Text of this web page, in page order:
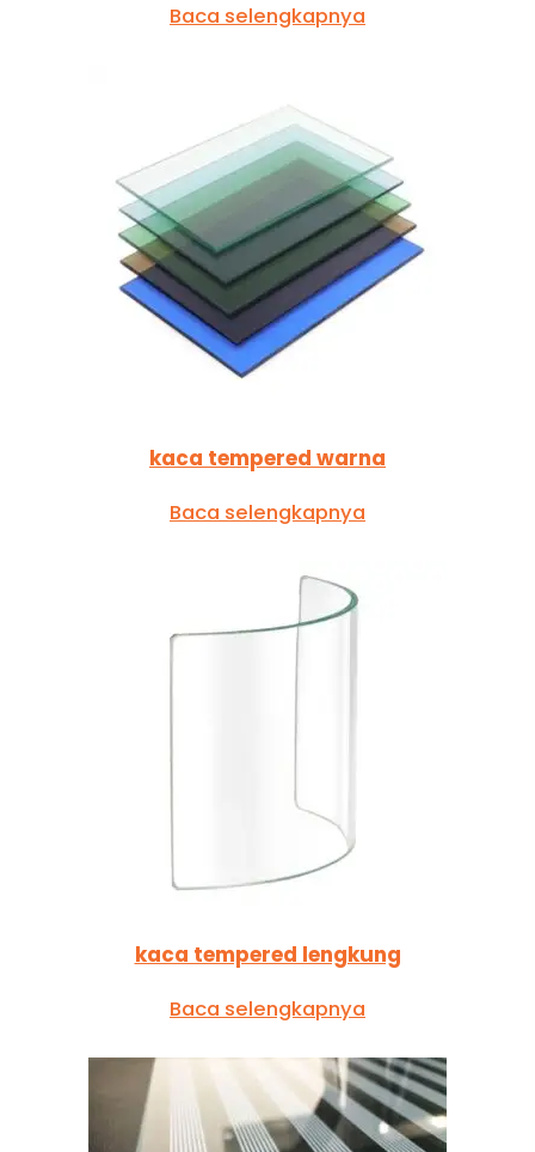
Baca selengkapnya
kaca tempered warna
Baca selengkapnya
kaca tempered lengkung
Baca selengkapnya